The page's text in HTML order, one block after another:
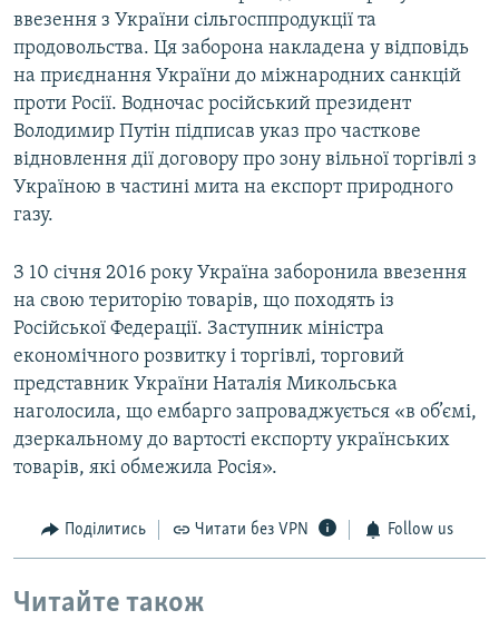
ввезення з України сільгосппродукції та
продовольства. Ця заборона накладена у відповідь
на приєднання України до міжнародних санкцій
проти Росії. Водночас російський президент
Володимир Путін підписав указ про часткове
відновлення дії договору про зону вільної торгівлі з
Україною в частині мита на експорт природного
газу.
З 10 січня 2016 року Україна заборонила ввезення
на свою територію товарів, що походять із
Російської Федерації. Заступник міністра
економічного розвитку і торгівлі, торговий
представник України Наталія Микольська
наголосила, що ембарго запроваджується «в об’ємі,
дзеркальному до вартості експорту українських
товарів, які обмежила Росія».
Поділитись Читати без VPN Follow us
Читайте також